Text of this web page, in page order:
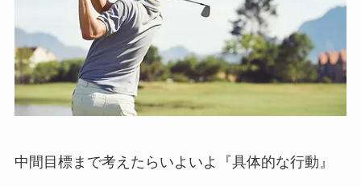
中間目標まで考えたらいよいよ『具体的な行動』